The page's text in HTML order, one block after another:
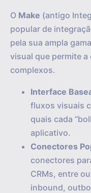
O Make (antigo
popular de
pela sua ampla
visual que permite
complexos.
Interface
fluxos visuais
quais cada
aplicativo.
Conectores
conectores
CRMs, entre
inbound,